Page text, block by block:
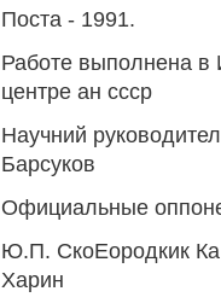
Поста - 1991.
Работе выполнена в
центре ан ссср
Научний
Барсуков
Официальные
Ю.П. СкоЕородкик
Харин